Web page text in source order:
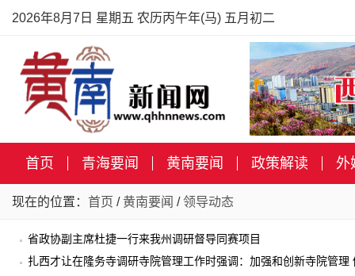
2026年8月7日 星期五 农历丙午年(马) 五月初二
首页 青海要闻 黄南要闻 政策解读 外
现在的位置： 首页 / 黄南要闻 /领导动态
省政协副主席杜捷一行来我州调研督导同赛项目
扎西才让在隆务寺调研寺院管理工作时强调：加强和创新寺院管